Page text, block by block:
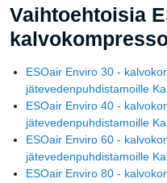
Vaihtoehtoisia
ESOair Enviro 30 -
jätevedenpuhdistamoille
ESOair Enviro 40 -
jätevedenpuhdistamoille
ESOair Enviro 60 -
jätevedenpuhdistamoille
ESOair Enviro 80 -